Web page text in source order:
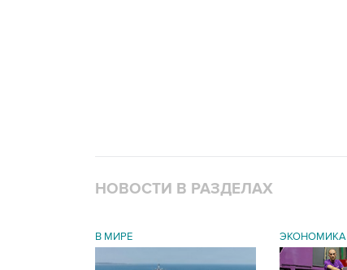
НОВОСТИ В РАЗДЕЛАХ
В МИРЕ ЭКОНОМИКА